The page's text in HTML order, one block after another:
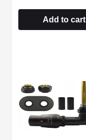
Add to cart